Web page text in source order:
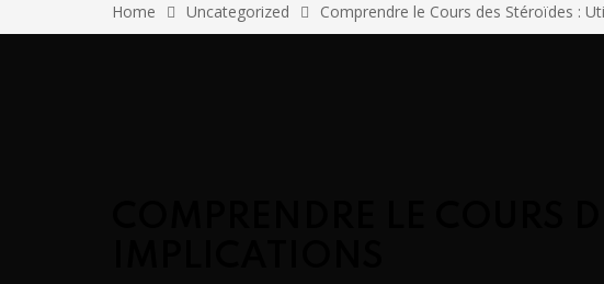
Home Uncategorized Comprendre le Cours des Stéroïdes :